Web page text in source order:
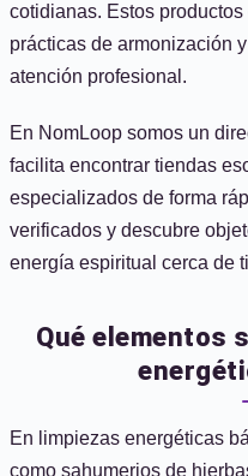
cotidianas. Estos
prácticas de armonización
atención profesional.
En NomLoop somos un
facilita encontrar tiendas
especializados de forma
verificados y descubre
energía espiritual cerca de
Qué elementos
En limpiezas energéticas
como sahumerios de